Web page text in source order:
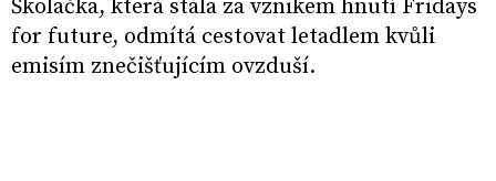
Školačka, která stála za vznikem hnutí Fridays
for future, odmítá cestovat letadlem kvůli
emisím znečišťujícím ovzduší.